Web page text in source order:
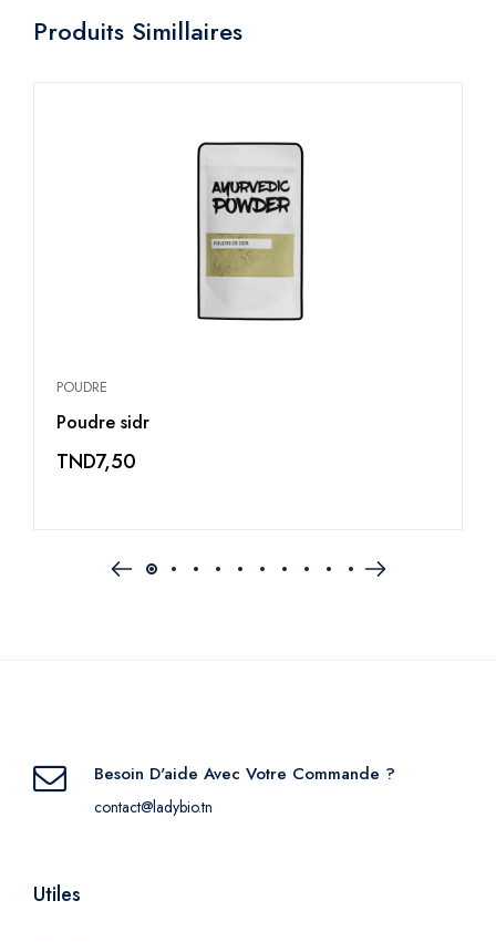
Produits Simillaires
POUDRE
Poudre sidr
TND7,50
Besoin D'aide Avec Votre Commande ?
contact@ladybio.tn
Utiles